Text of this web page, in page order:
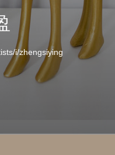
i/zhengsiying